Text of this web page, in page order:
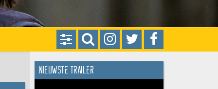
Nieuwste trailer